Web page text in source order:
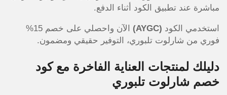
مباشرة عند تطبيق الكود أثناء الدفع.
استخدمي الكود (AYGC)
الآن واحصلي على خصم 15%
فوري من شارلوت تلبوري، التوفير حقيقي ومضمون.
دليلك لمنتجات العناية الفاخرة مع كود
خصم شارلوت تلبوري